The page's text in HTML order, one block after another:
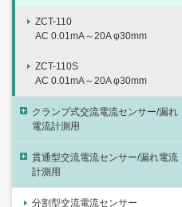
ZCT-110
AC 0.01mA～20A φ30mm
ZCT-110S
AC 0.01mA～20A φ30mm
クランプ式交流電流センサー/漏れ
電流計測用
貫通型交流電流センサー/漏れ電流
計測用
分割型交流電流センサー